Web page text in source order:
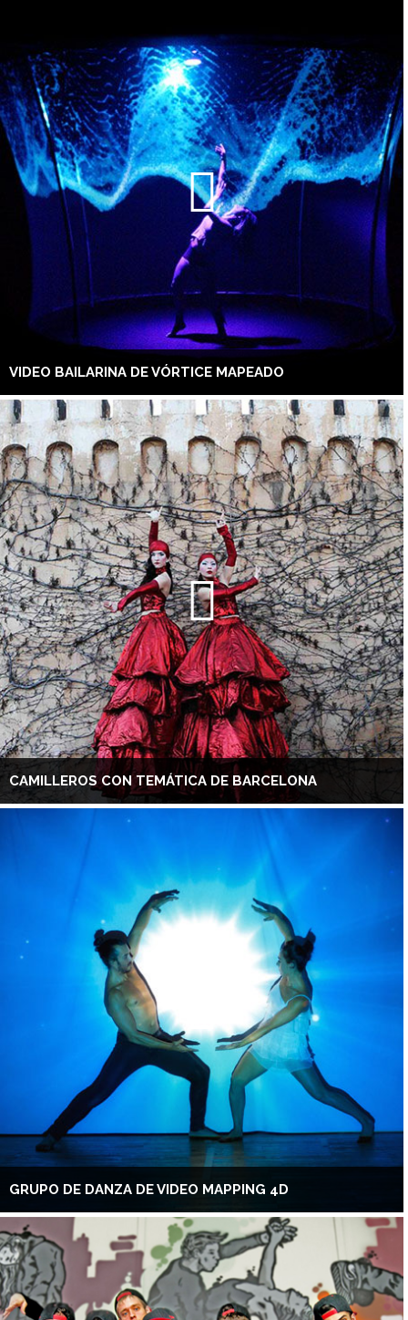
VIDEO BAILARINA DE VÓRTICE MAPEADO
CAMILLEROS CON TEMÁTICA DE BARCELONA
GRUPO DE DANZA DE VIDEO MAPPING 4D